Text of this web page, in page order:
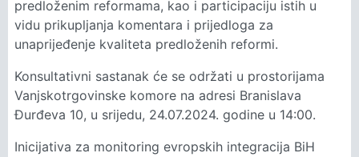
predloženim reformama, kao i participaciju istih u
vidu prikupljanja komentara i prijedloga za
unaprijeđenje kvaliteta predloženih reformi.
Konsultativni sastanak će se održati u prostorijama
Vanjskotrgovinske komore na adresi Branislava
Đurđeva 10, u srijedu, 24.07.2024. godine u 14:00.
Inicijativa za monitoring evropskih integracija BiH